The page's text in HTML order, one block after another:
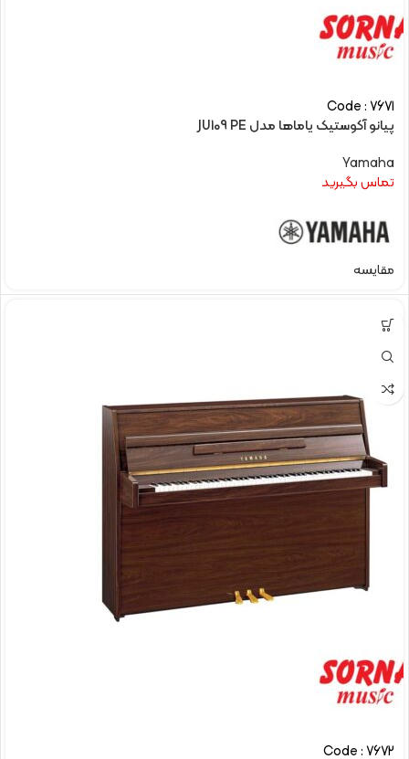
Code : 7671
پیانو آکوستیک یاماها مدل JU109 PE
Yamaha
تماس بگیرید
مقایسه
Code : 7672